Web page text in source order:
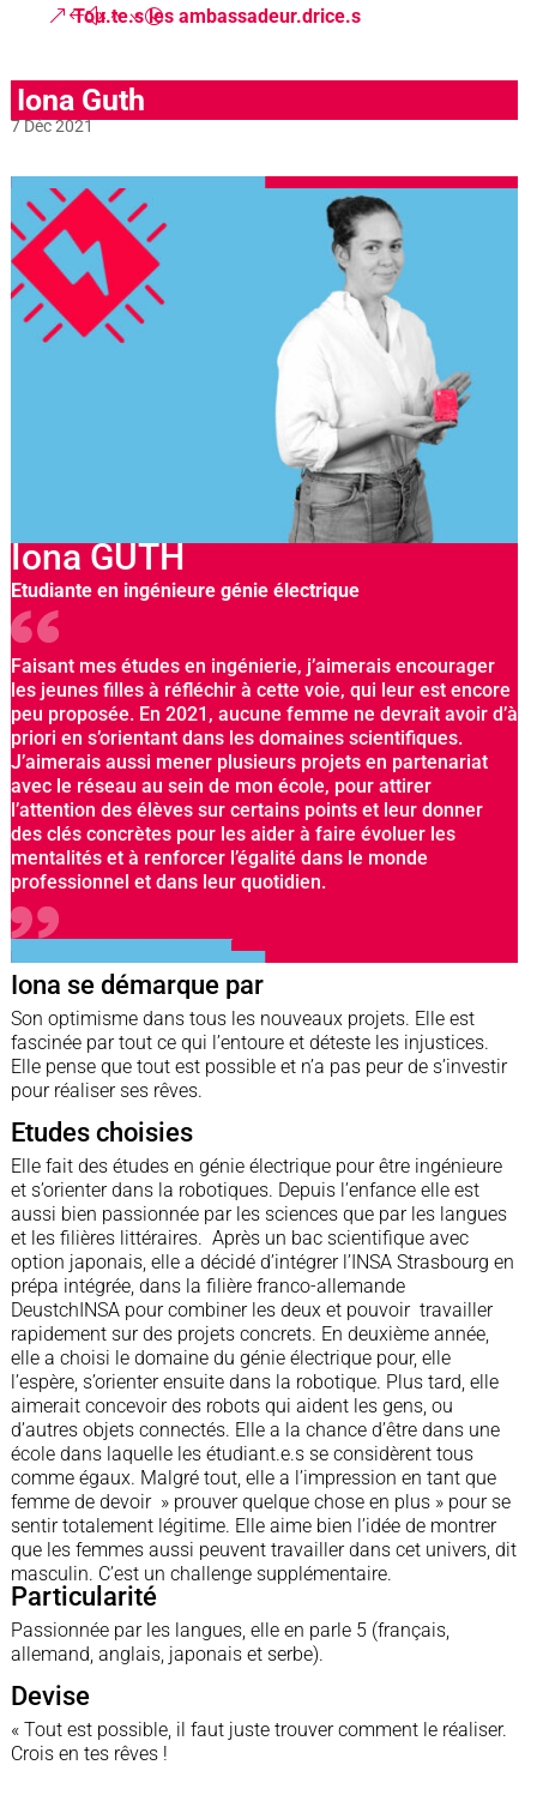
Tou.te.s les ambassadeur.drice.s
Iona Guth
7 Déc 2021
Iona GUTH
Etudiante en ingénieure génie électrique
Faisant mes études en ingénierie, j’aimerais encourager
les jeunes filles à réfléchir à cette voie, qui leur est encore
peu proposée. En 2021, aucune femme ne devrait avoir d’à
priori en s’orientant dans les domaines scientifiques.
J’aimerais aussi mener plusieurs projets en partenariat
avec le réseau au sein de mon école, pour attirer
l’attention des élèves sur certains points et leur donner
des clés concrètes pour les aider à faire évoluer les
mentalités et à renforcer l’égalité dans le monde
professionnel et dans leur quotidien.
Iona se démarque par
Son optimisme dans tous les nouveaux projets. Elle est
fascinée par tout ce qui l’entoure et déteste les injustices.
Elle pense que tout est possible et n’a pas peur de s’investir
pour réaliser ses rêves.
Etudes choisies
Elle fait des études en génie électrique pour être ingénieure
et s’orienter dans la robotiques. Depuis l’enfance elle est
aussi bien passionnée par les sciences que par les langues
et les filières littéraires. Après un bac scientifique avec
option japonais, elle a décidé d’intégrer l’INSA Strasbourg en
prépa intégrée, dans la filière franco-allemande
DeustchINSA pour combiner les deux et pouvoir travailler
rapidement sur des projets concrets. En deuxième année,
elle a choisi le domaine du génie électrique pour, elle
l’espère, s’orienter ensuite dans la robotique. Plus tard, elle
aimerait concevoir des robots qui aident les gens, ou
d’autres objets connectés. Elle a la chance d’être dans une
école dans laquelle les étudiant.e.s se considèrent tous
comme égaux. Malgré tout, elle a l’impression en tant que
femme de devoir » prouver quelque chose en plus » pour se
sentir totalement légitime. Elle aime bien l’idée de montrer
que les femmes aussi peuvent travailler dans cet univers, dit
masculin. C’est un challenge supplémentaire.
Particularité
Passionnée par les langues, elle en parle 5 (français,
allemand, anglais, japonais et serbe).
Devise
« Tout est possible, il faut juste trouver comment le réaliser.
Crois en tes rêves !